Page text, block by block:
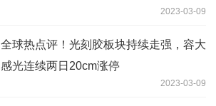
2023-03-09
全球热点评！光刻胶板块持续走强，容大
感光连续两日20cm涨停
2023-03-09